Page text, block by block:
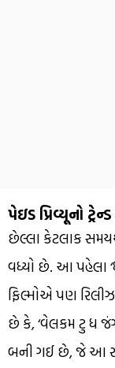
પેઇડ પ્રિવ્યૂનો
છેલ્લા કેટલાક
વધ્યો છે. આ પહેલા
ફિલ્મોએ પણ
છે કે, ‘વેલકમ ટુ ધ
બની ગઈ છે, જે આ